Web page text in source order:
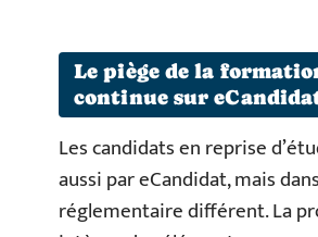
Le piège de la
continue sur
Les candidats en reprise
aussi par eCandidat, mais
réglementaire différent. La